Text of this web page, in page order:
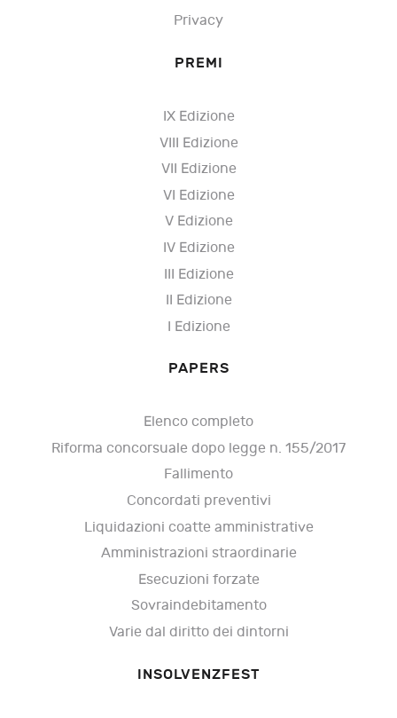
Privacy
PREMI
IX Edizione
VIII Edizione
VII Edizione
VI Edizione
V Edizione
IV Edizione
III Edizione
II Edizione
I Edizione
PAPERS
Elenco completo
Riforma concorsuale dopo legge n. 155/2017
Fallimento
Concordati preventivi
Liquidazioni coatte amministrative
Amministrazioni straordinarie
Esecuzioni forzate
Sovraindebitamento
Varie dal diritto dei dintorni
INSOLVENZFEST